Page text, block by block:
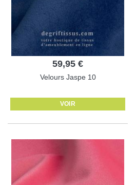
59,95 €
Velours Jaspe 10
VOIR